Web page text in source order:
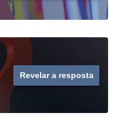
Revelar a resposta